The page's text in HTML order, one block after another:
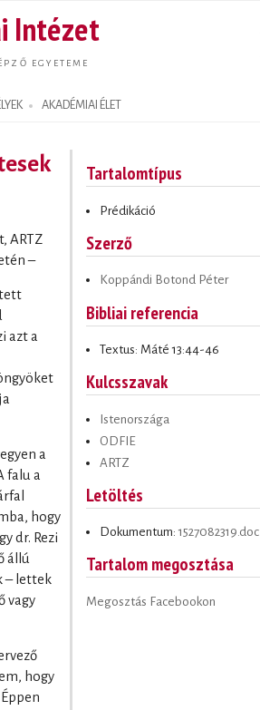
tartalomra
Intézet
EGYETEME
AKADÉMIAI ÉLET
ARTZ
–
azt a
a
falu a
hogy
dr. Rezi
állú
– lettek
vagy
hogy
Tartalomtípus
Prédikáció
Szerző
Koppándi Botond Péter
Bibliai referencia
Textus: Máté 13:44-46
Kulcsszavak
Istenországa
ODFIE
ARTZ
Letöltés
Dokumentum: 1527082319.doc
Tartalom megosztása
Megosztás Facebookon